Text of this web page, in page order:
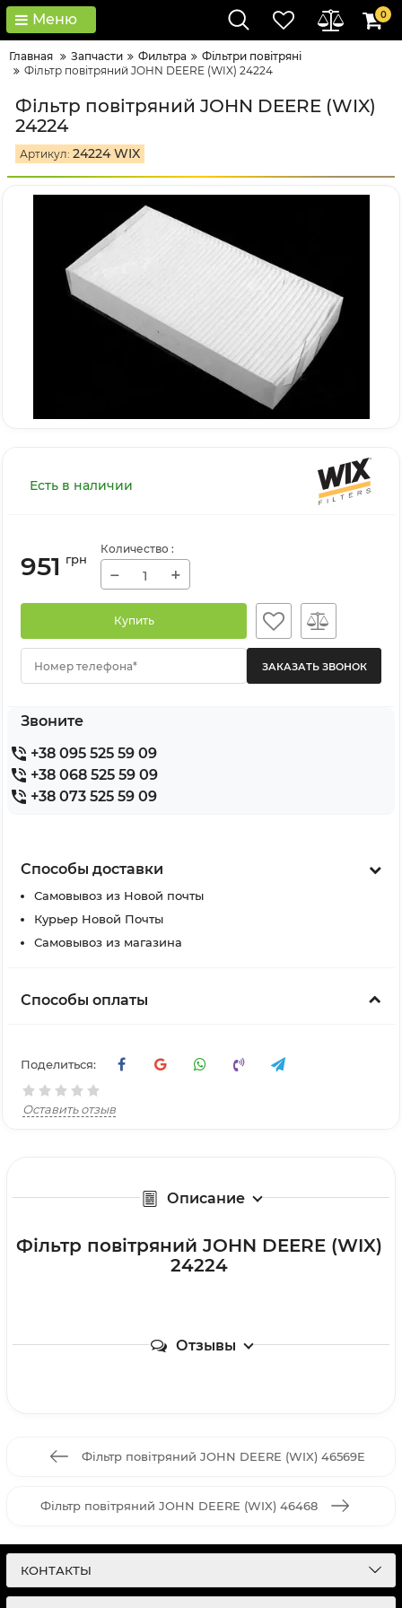
Меню 0
Главная Запчасти Фильтра
Фільтри повітряні
Фільтр повітряний JOHN DEERE (WIX) 24224
Фільтр повітряний JOHN DEERE (WIX)
24224
Артикул: 24224 WIX
Есть в наличии
951 грн
Количество :
− +
Купить
Номер телефона*
Звоните
+38 095 525 59 09
+38 068 525 59 09
+38 073 525 59 09
Способы доставки
Самовывоз из Новой почты
Курьер Новой Почты
Самовывоз из магазина
Способы оплаты
Поделиться:
Оставить отзыв
Описание
Фільтр повітряний JOHN DEERE (WIX)
24224
Отзывы
Фільтр повітряний JOHN DEERE (WIX) 46569E
Фільтр повітряний JOHN DEERE (WIX) 46468
КОНТАКТЫ